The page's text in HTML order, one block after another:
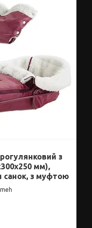
з
мм),
санок, з муфтою